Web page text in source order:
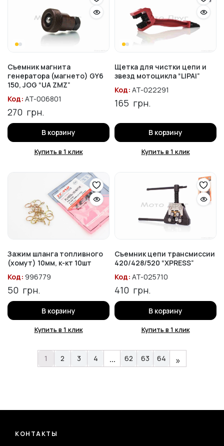
Съемник магнита
генератора (магнето) GY6
150, JOG “UA ZMZ”
Код: AT-006801
270 грн.
В корзину
Купить в 1 клик
Щетка для чистки цепи и
звезд мотоцикла “LIPAI”
Код: AT-022291
165 грн.
В корзину
Купить в 1 клик
Зажим шланга топливного
(хомут) 10мм, к-кт 10шт
Код: 996779
50 грн.
В корзину
Купить в 1 клик
Съемник цепи трансмиссии
420/428/520 “XPRESS”
Код: AT-025710
410 грн.
В корзину
Купить в 1 клик
1 2 3 4 … 62 63 64 »
КОНТАКТЫ